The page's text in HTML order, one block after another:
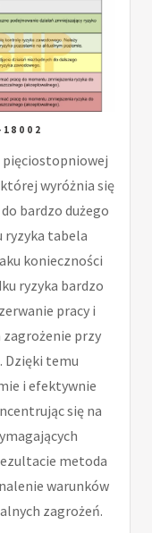
18002
pięciostopniowej
wyróżnia się
bardzo dużego
ryzyka tabela
konieczności
ryzyka bardzo
pracy i
zagrożenie przy
Dzięki temu
i efektywnie
się na
metoda
warunków
zagrożeń.